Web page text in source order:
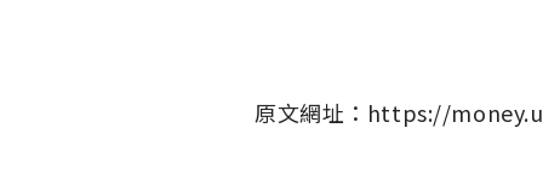
原文網址： https://